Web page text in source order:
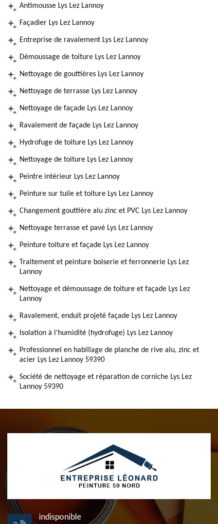
Antimousse Lys Lez Lannoy
Façadier Lys Lez Lannoy
Entreprise de ravalement Lys Lez Lannoy
Démoussage de toiture Lys Lez Lannoy
Nettoyage de gouttières Lys Lez Lannoy
Nettoyage de terrasse Lys Lez Lannoy
Nettoyage de façade Lys Lez Lannoy
Ravalement de façade Lys Lez Lannoy
Hydrofuge de toiture Lys Lez Lannoy
Nettoyage de toiture Lys Lez Lannoy
Peintre intérieur Lys Lez Lannoy
Peinture sur tuile et toiture Lys Lez Lannoy
Changement gouttière alu zinc et PVC Lys Lez Lannoy
Nettoyage terrasse et pavé Lys Lez Lannoy
Peinture toiture et façade Lys Lez Lannoy
Traitement et peinture boiserie et ferronnerie Lys Lez
Lannoy
Nettoyage et démoussage de toiture et façade Lys Lez
Lannoy
Ravalement, enduit projeté façade Lys Lez Lannoy
Isolation à l'humidité (hydrofuge) Lys Lez Lannoy
Professionnel en habillage de planche de rive alu, zinc et
acier Lys Lez Lannoy 59390
Société de nettoyage et réparation de corniche Lys Lez
Lannoy 59390
indisponible